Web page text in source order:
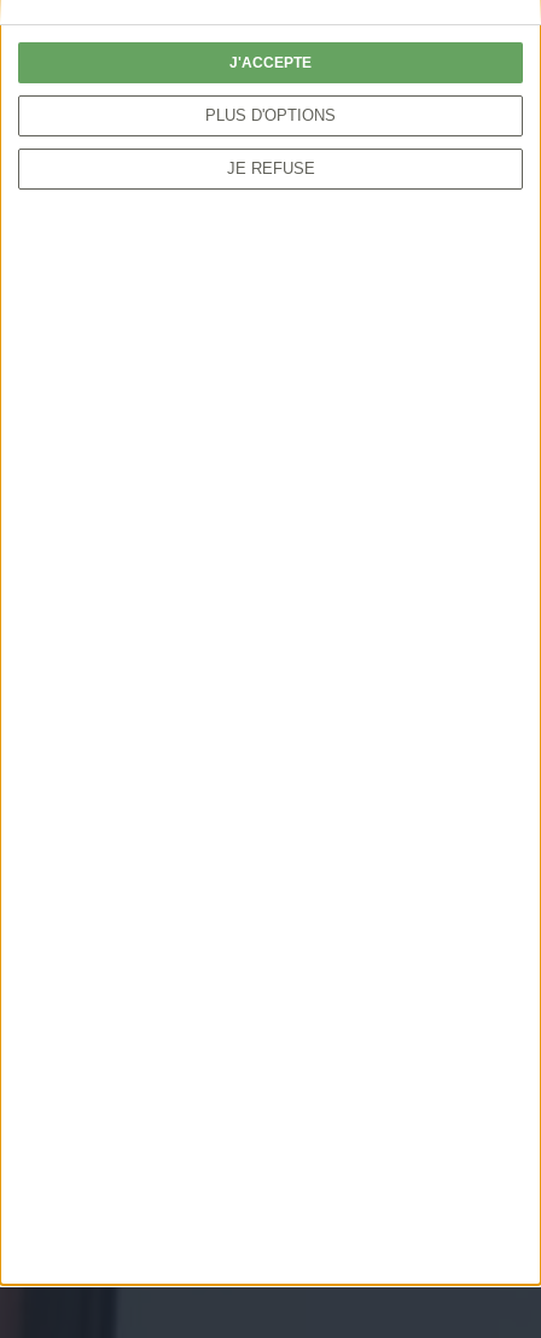
PLUS D'OPTIONS
JE REFUSE
J'ACCEPTE
l'application